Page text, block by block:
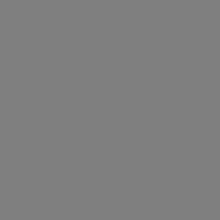
avec ce rosé typiquement
conçu pour savourer le soleil et
l'esprit convivial et méditerranéen
de Saint-Tropez, ce rosé
terroir d'exception des Côtes de
9h pour préserver le potentiel
direct à l'abri de l'oxygène,